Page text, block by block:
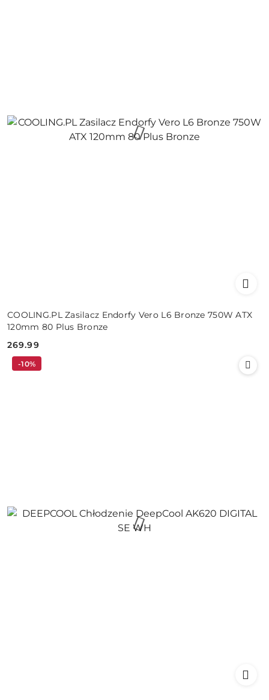
COOLING.PL Zasilacz Endorfy Vero L6 Bronze 750W ATX
120mm 80 Plus Bronze
Cena:
269.99
-10%